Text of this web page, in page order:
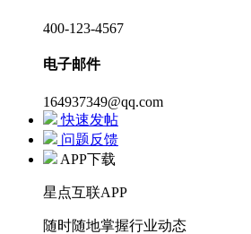
400-123-4567
电子邮件
164937349@qq.com
快速发帖
问题反馈
APP下载
星点互联APP
随时随地掌握行业动态